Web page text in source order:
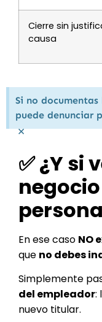
Cierre sin
causa
Si no
puede denunciar
×
✅ ¿Y si
En ese caso NO
que no debes
Simplemente
del empleador:
nuevo titular.